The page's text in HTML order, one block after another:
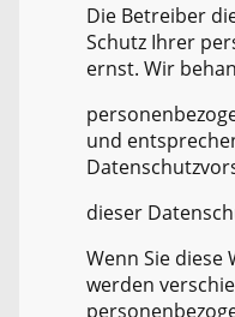
Die Betreiber
Schutz Ihrer
ernst. Wir
und
dieser
Wenn Sie diese
werden